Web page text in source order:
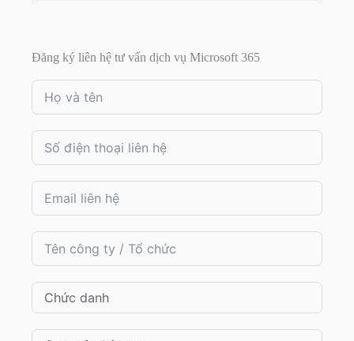
Đăng ký liên hệ tư vấn dịch vụ Microsoft 365